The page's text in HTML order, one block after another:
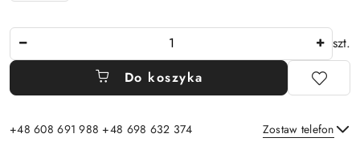
szt.
Do koszyka
+48 608 691 988 +48 698 632 374 Zostaw telefon